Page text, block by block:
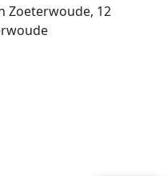
Zoeterwoude, 12